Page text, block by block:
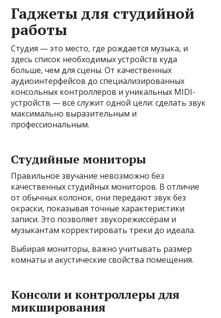
Гаджеты для студийной
работы
Студия — это место, где рождается музыка, и
здесь список необходимых устройств куда
больше, чем для сцены. От качественных
аудиоинтерфейсов до специализированных
консольных контроллеров и уникальных MIDI-
устройств — всё служит одной цели: сделать звук
максимально выразительным и
профессиональным.
Студийные мониторы
Правильное звучание невозможно без
качественных студийных мониторов. В отличие
от обычных колонок, они передают звук без
окраски, показывая точные характеристики
записи. Это позволяет звукорежиссёрам и
музыкантам корректировать треки до идеала.
Выбирая мониторы, важно учитывать размер
комнаты и акустические свойства помещения.
Консоли и контроллеры для
микширования